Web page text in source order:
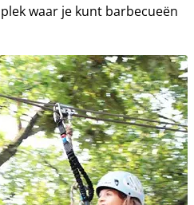
waar je kunt barbecueën